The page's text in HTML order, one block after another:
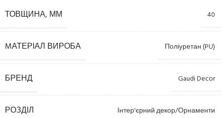
ТОВЩИНА, ММ 40
MАТЕРІАЛ ВИРОБА Поліуретан (PU)
БРЕНД Gaudi Decor
РОЗДІЛ Інтер'єрний декор/Орнаменти